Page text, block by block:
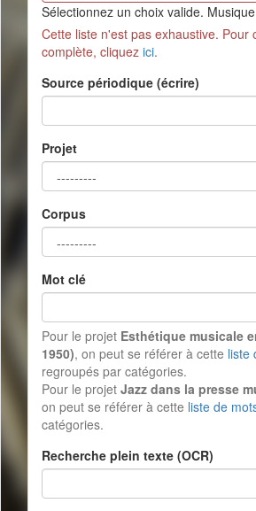
Sélectionnez un choix valide.
Cette liste n'est pas exhaustive. Pour
complète, cliquez ici.
Source périodique (écrire)
Projet
Corpus
Mot clé
Pour le projet Esthétique musicale
1950), on peut se référer à cette liste
regroupés par catégories.
Pour le projet Jazz dans la presse
on peut se référer à cette liste de
catégories.
Recherche plein texte (OCR)